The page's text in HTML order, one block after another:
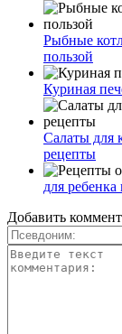
Рыбные
пользой
Куриная
Салаты для
рецепты
для ребенка
Добавить